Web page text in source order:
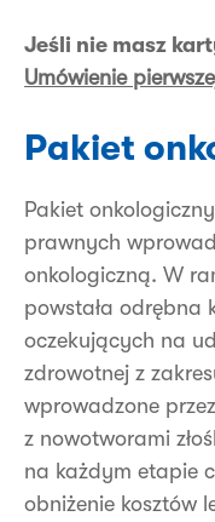
Jeśli nie masz
Umówienie
Pakiet
Pakiet
prawnych
onkologiczną. W
powstała odrębna
oczekujących na
zdrowotnej z
wprowadzone
z nowotworami
na każdym etapie
obniżenie kosztów